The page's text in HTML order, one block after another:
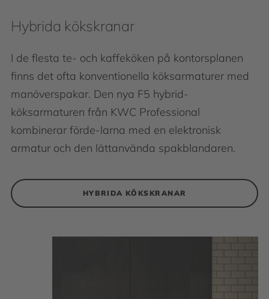
Hybrida kökskranar
I de flesta te- och kaffeköken på kontorsplanen
finns det ofta konventionella köksarmaturer med
manöverspakar. Den nya F5 hybrid-
köksarmaturen från KWC Professional
kombinerar förde-larna med en elektronisk
armatur och den lättanvända spakblandaren.
HYBRIDA KÖKSKRANAR